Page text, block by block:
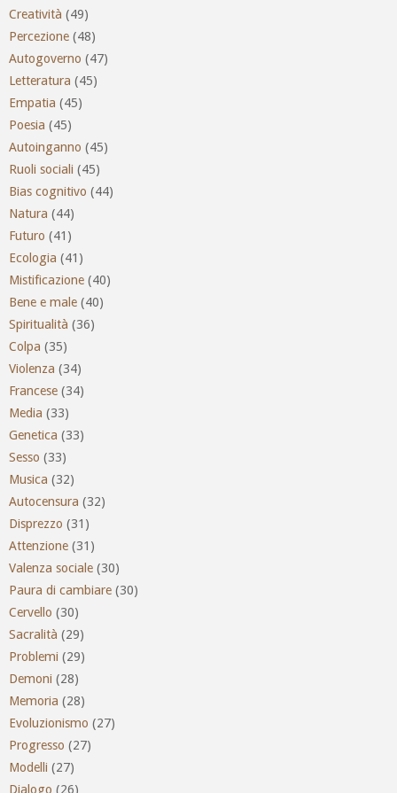
Creatività (49)
Percezione (48)
Autogoverno (47)
Letteratura (45)
Empatia (45)
Poesia (45)
Autoinganno (45)
Ruoli sociali (45)
Bias cognitivo (44)
Natura (44)
Futuro (41)
Ecologia (41)
Mistificazione (40)
Bene e male (40)
Spiritualità (36)
Colpa (35)
Violenza (34)
Francese (34)
Media (33)
Genetica (33)
Sesso (33)
Musica (32)
Autocensura (32)
Disprezzo (31)
Attenzione (31)
Valenza sociale (30)
Paura di cambiare (30)
Cervello (30)
Sacralità (29)
Problemi (29)
Demoni (28)
Memoria (28)
Evoluzionismo (27)
Progresso (27)
Modelli (27)
Dialogo (26)